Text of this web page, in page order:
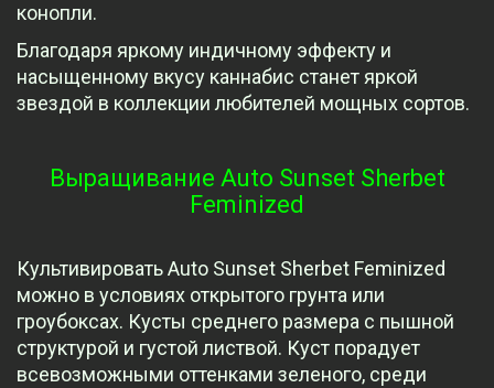
конопли.
Благодаря яркому индичному эффекту и
насыщенному вкусу каннабис станет яркой
звездой в коллекции любителей мощных сортов.
Выращивание Auto Sunset Sherbet
Feminized
Культивировать Auto Sunset Sherbet Feminized
можно в условиях открытого грунта или
гроубоксах. Кусты среднего размера с пышной
структурой и густой листвой. Куст порадует
всевозможными оттенками зеленого, среди